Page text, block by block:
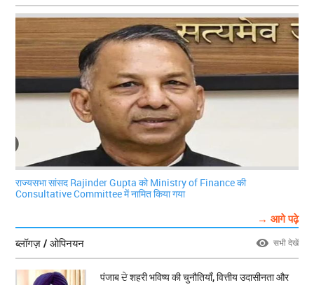
राज्यसभा सांसद Rajinder Gupta को Ministry of Finance की
Consultative Committee में नामित किया गया
→ आगे पढ़े
ब्लॉगज़ / ओपिनयन
सभी देखें
पंजाब ਦੇ शहरी भविष्य की चुनौतियाँ, वित्तीय उदासीनता और